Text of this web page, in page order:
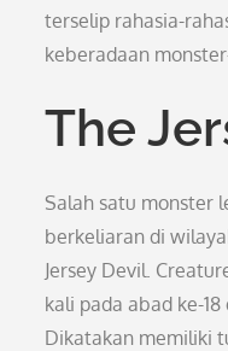
terselip rahasia-
keberadaan
The
Salah satu monster
berkeliaran di
Jersey Devil.
kali pada abad ke-18
Dikatakan memiliki